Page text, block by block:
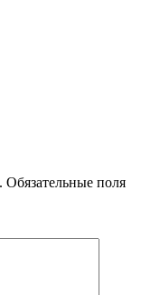
Обязательные поля